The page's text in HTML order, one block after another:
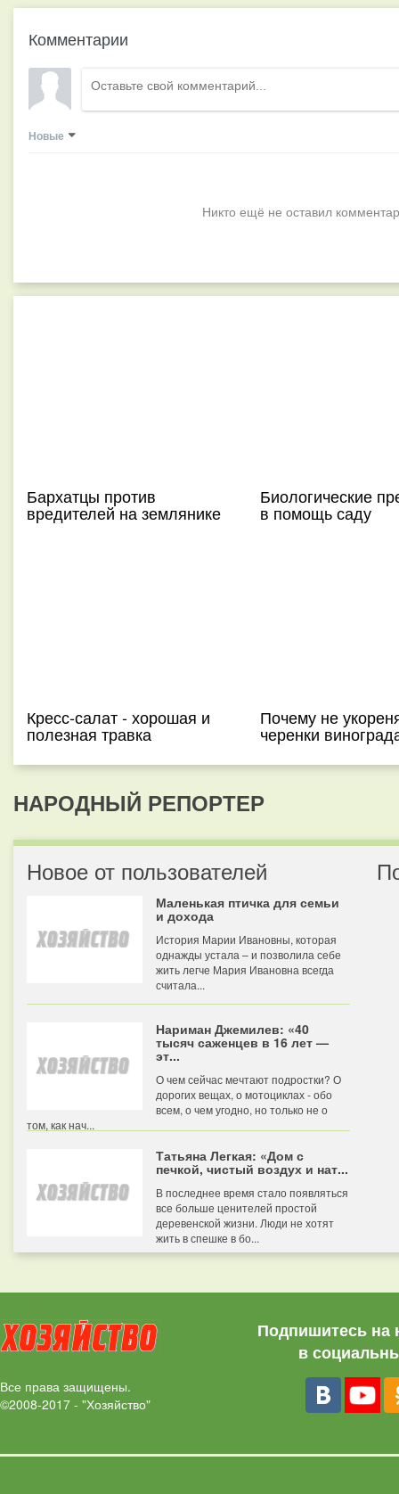
Комментарии
Новые
Никто ещё не оставил
Бархатцы против
вредителей на землянике
Биологические
в помощь саду
Кресс-салат - хорошая и
полезная травка
Почему не
черенки
НАРОДНЫЙ РЕПОРТЕР
Новое от пользователей
Маленькая птичка для семьи
и дохода
История Марии Ивановны, которая
однажды устала – и позволила себе
жить легче Мария Ивановна всегда
считала...
Нариман Джемилев: «40
тысяч саженцев в 16 лет —
эт...
О чем сейчас мечтают подростки? О
дорогих вещах, о мотоциклах - обо
всем, о чем угодно, но только не о
том, как нач...
Татьяна Легкая: «Дом с
печкой, чистый воздух и нат...
В последнее время стало появляться
все больше ценителей простой
деревенской жизни. Люди не хотят
жить в спешке в бо...
Все права защищены.
©2008-2017 - "Хозяйство"
Подпишитесь на
в